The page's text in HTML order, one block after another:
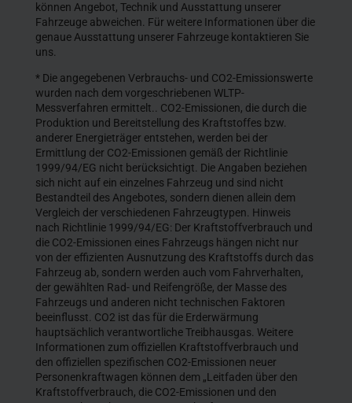
können Angebot, Technik und Ausstattung unserer
Fahrzeuge abweichen. Für weitere Informationen über die
genaue Ausstattung unserer Fahrzeuge kontaktieren Sie
uns.
* Die angegebenen Verbrauchs- und CO2-Emissionswerte
wurden nach dem vorgeschriebenen WLTP-
Messverfahren ermittelt.. CO2-Emissionen, die durch die
Produktion und Bereitstellung des Kraftstoffes bzw.
anderer Energieträger entstehen, werden bei der
Ermittlung der CO2-Emissionen gemäß der Richtlinie
1999/94/EG nicht berücksichtigt. Die Angaben beziehen
sich nicht auf ein einzelnes Fahrzeug und sind nicht
Bestandteil des Angebotes, sondern dienen allein dem
Vergleich der verschiedenen Fahrzeugtypen. Hinweis
nach Richtlinie 1999/94/EG: Der Kraftstoffverbrauch und
die CO2-Emissionen eines Fahrzeugs hängen nicht nur
von der effizienten Ausnutzung des Kraftstoffs durch das
Fahrzeug ab, sondern werden auch vom Fahrverhalten,
der gewählten Rad- und Reifengröße, der Masse des
Fahrzeugs und anderen nicht technischen Faktoren
beeinflusst. CO2 ist das für die Erderwärmung
hauptsächlich verantwortliche Treibhausgas. Weitere
Informationen zum offiziellen Kraftstoffverbrauch und
den offiziellen spezifischen CO2-Emissionen neuer
Personenkraftwagen können dem „Leitfaden über den
Kraftstoffverbrauch, die CO2-Emissionen und den